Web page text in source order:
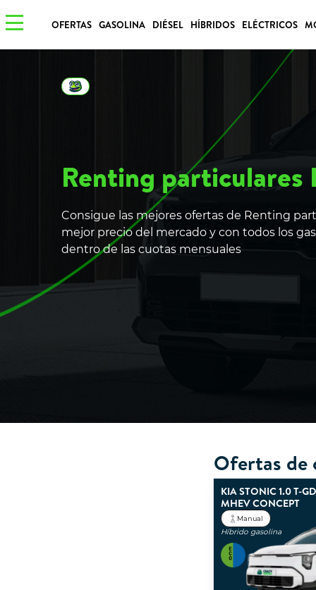
OFERTAS GASOLINA DIÉSEL HÍBRIDOS ELÉCTRICOS
Renting particulares
Consigue las mejores ofertas de Renting
mejor precio del mercado y con todos los
dentro de las cuotas mensuales
Ofertas de
KIA STONIC 1.0 T-
MHEV CONCEPT
Manual
Híbrido gasolina